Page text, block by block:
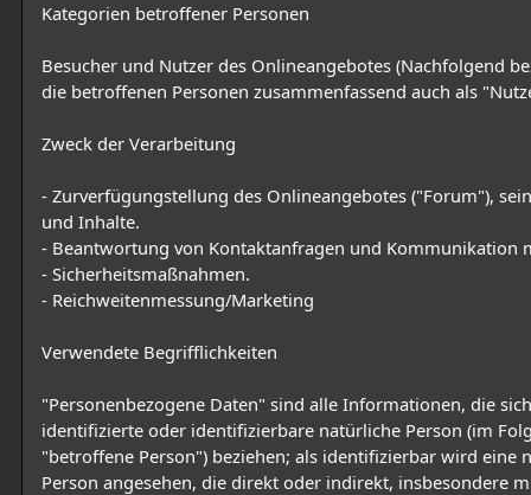
Kategorien betroffener Personen
Besucher und Nutzer des Onlineangebotes (Nachfolgend
die betroffenen Personen zusammenfassend auch als
Zweck der Verarbeitung
- Zurverfügungstellung des Onlineangebotes ("Forum"),
und Inhalte.
- Beantwortung von Kontaktanfragen und Kommunikation
- Sicherheitsmaßnahmen.
- Reichweitenmessung/Marketing
Verwendete Begrifflichkeiten
"Personenbezogene Daten" sind alle Informationen, die
identifizierte oder identifizierbare natürliche Person (im
"betroffene Person") beziehen; als identifizierbar wird eine
Person angesehen, die direkt oder indirekt, insbesondere